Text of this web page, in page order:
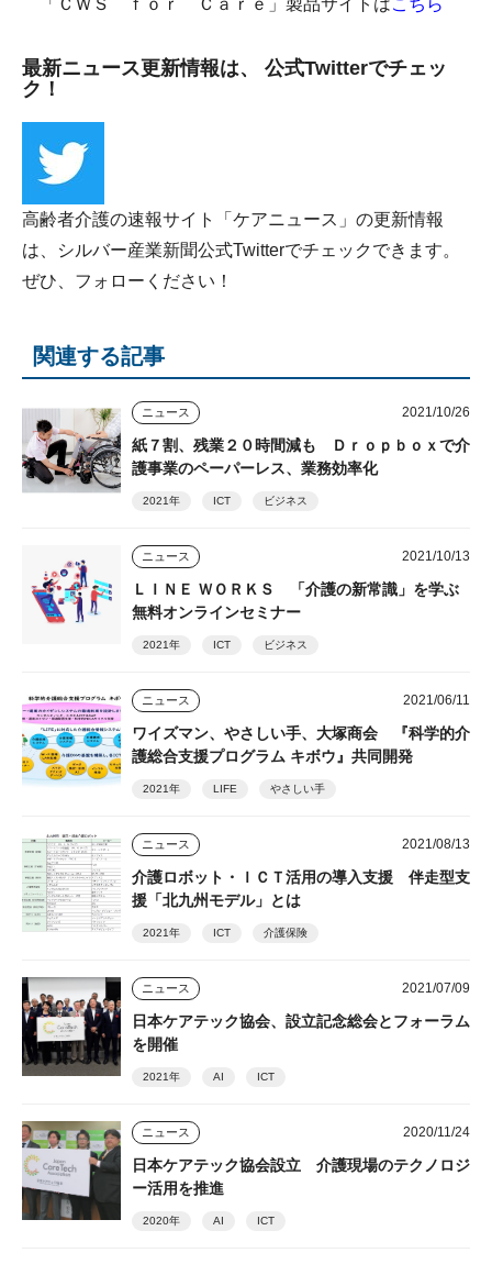
「ＣＷＳ ｆｏｒ Ｃａｒｅ」製品サイトはこちら
最新ニュース更新情報は、 公式Twitterでチェッ
ク！
高齢者介護の速報サイト「ケアニュース」の更新情報
は、シルバー産業新聞公式Twitterでチェックできます。
ぜひ、フォローください！
関連する記事
ニュース 2021/10/26
紙７割、残業２０時間減も Ｄｒｏｐｂｏｘで介
護事業のペーパーレス、業務効率化
2021年 ICT ビジネス
ニュース 2021/10/13
ＬＩＮＥ ＷＯＲＫＳ 「介護の新常識」を学ぶ
無料オンラインセミナー
2021年 ICT ビジネス
ニュース 2021/06/11
ワイズマン、やさしい手、大塚商会 『科学的介
護総合支援プログラム キボウ』共同開発
2021年 LIFE やさしい手
ニュース 2021/08/13
介護ロボット・ＩＣＴ活用の導入支援 伴走型支
援「北九州モデル」とは
2021年 ICT 介護保険
ニュース 2021/07/09
日本ケアテック協会、設立記念総会とフォーラム
を開催
2021年 AI ICT
ニュース 2020/11/24
日本ケアテック協会設立 介護現場のテクノロジ
ー活用を推進
2020年 AI ICT